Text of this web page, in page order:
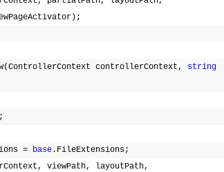
controllerContext, string
= base.FileExtensions;
viewPath, layoutPath,